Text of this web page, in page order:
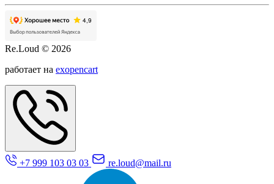
Re.Loud © 2026
работает на exopencart
+7 999 103 03 03 re.loud@mail.ru